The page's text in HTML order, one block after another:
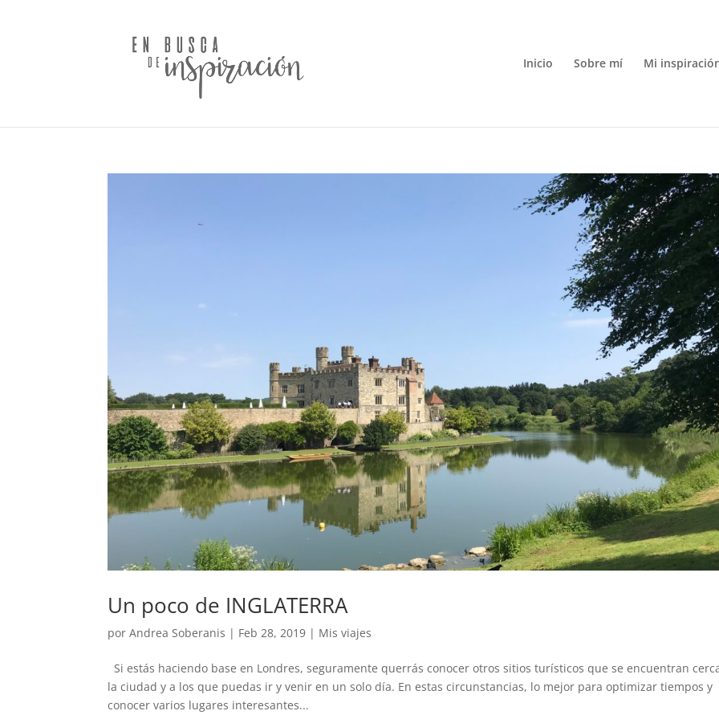
Inicio Sobre mí Mi
Un poco de INGLATERRA
porAndrea Soberanis | Feb 28, 2019 | Mis viajes
Si estás haciendo base en Londres, seguramente querrás conocer otros sitios turísticos que se encuentran
la ciudad y a los que puedas ir y venir en un solo día. En estas circunstancias, lo mejor para optimizar tiempos y
conocer varios lugares interesantes...